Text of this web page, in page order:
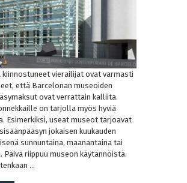
kiinnostuneet vierailijat ovat varmasti
että Barcelonan museoiden
ovat verrattain kalliita.
on tarjolla myös hyviä
Esimerkiksi, useat museot tarjoavat
jokaisen kuukauden
sunnuntaina, maanantaina tai
Päivä riippuu museon käytännöistä.
...